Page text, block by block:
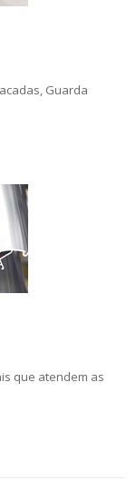
Guarda
que atendem as